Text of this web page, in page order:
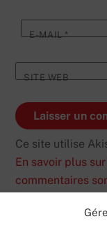
E-MAIL*
SITE WEB
Ce site utilise
En savoir plus
commentaires